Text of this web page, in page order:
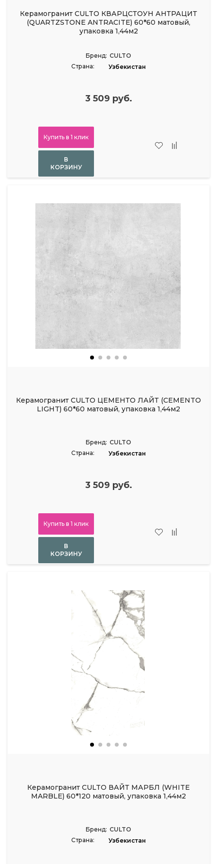
Керамогранит CULTO КВАРЦСТОУН АНТРАЦИТ
(QUARTZSTONE ANTRACITE) 60*60 матовый,
упаковка 1,44м2
Бренд: CULTO
Страна:
Узбекистан
3 509 руб.
Купить в 1 клик
В
КОРЗИНУ
Керамогранит CULTO ЦЕМЕНТО ЛАЙТ (CEMENTO
LIGHT) 60*60 матовый, упаковка 1,44м2
Бренд: CULTO
Страна:
Узбекистан
3 509 руб.
Купить в 1 клик
В
КОРЗИНУ
Керамогранит CULTO ВАЙТ МАРБЛ (WHITE
MARBLE) 60*120 матовый, упаковка 1,44м2
Бренд: CULTO
Страна:
Узбекистан